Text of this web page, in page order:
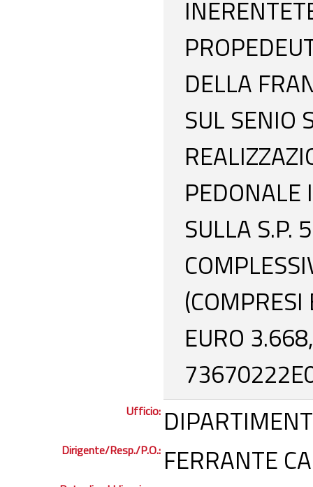
DELLA
SUL SENIO
PEDONALE
SULLA S.P.
EURO
Ufficio:
Dirigente/Resp./P.O.: FERRANTE